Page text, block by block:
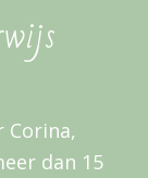
Corina,
dan 15